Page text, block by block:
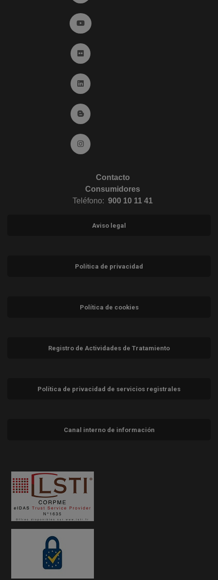
Ir a YouTube (abre en ventana nueva)
Ir a Flickr (abre en ventana nueva)
Ir a Linkedin (abre en ventana nueva)
Ir al Blog (abre en ventana nueva)
Ir a Instagram (abre en ventana nueva)
Contacto
Consumidores
Teléfono: 900 10 11 41
Aviso legal
Política de privacidad
Política de cookies
Registro de Actividades de Tratamiento
Política de privacidad de servicios registrales
Canal interno de información